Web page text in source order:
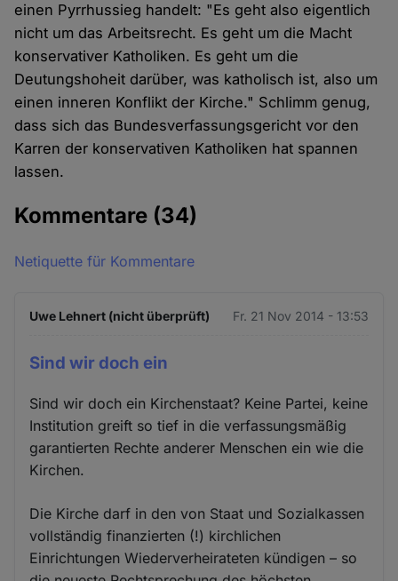
einen Pyrrhussieg handelt: "Es geht also eigentlich
nicht um das Arbeitsrecht. Es geht um die Macht
konservativer Katholiken. Es geht um die
Deutungshoheit darüber, was katholisch ist, also um
einen inneren Konflikt der Kirche." Schlimm genug,
dass sich das Bundesverfassungsgericht vor den
Karren der konservativen Katholiken hat spannen
lassen.
Kommentare (34)
Netiquette für Kommentare
Uwe Lehnert (nicht überprüft) Fr. 21 Nov 2014 - 13:53
Sind wir doch ein
Sind wir doch ein Kirchenstaat? Keine Partei, keine
Institution greift so tief in die verfassungsmäßig
garantierten Rechte anderer Menschen ein wie die
Kirchen.
Die Kirche darf in den von Staat und Sozialkassen
vollständig finanzierten (!) kirchlichen
Einrichtungen Wiederverheirateten kündigen – so